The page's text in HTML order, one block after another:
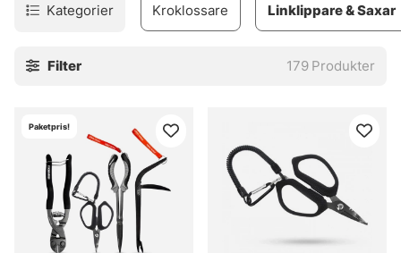
Kategorier Kroklossare Linklippare & Saxar
Filter 179 Produkter
Paketpris!